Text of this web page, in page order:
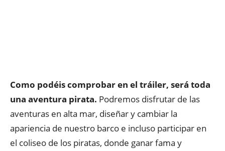
Como podéis comprobar en el tráiler, será toda
una aventura pirata. Podremos disfrutar de las
aventuras en alta mar, diseñar y cambiar la
apariencia de nuestro barco e incluso participar en
el coliseo de los piratas, donde ganar fama y